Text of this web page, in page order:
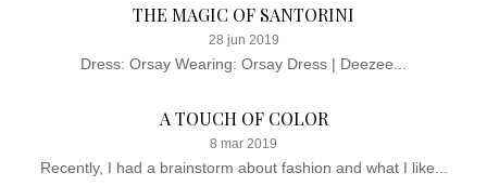
THE MAGIC OF SANTORINI
28 jun 2019
Dress: Orsay Wearing: Orsay Dress | Deezee...
A TOUCH OF COLOR
8 mar 2019
Recently, I had a brainstorm about fashion and what I like...